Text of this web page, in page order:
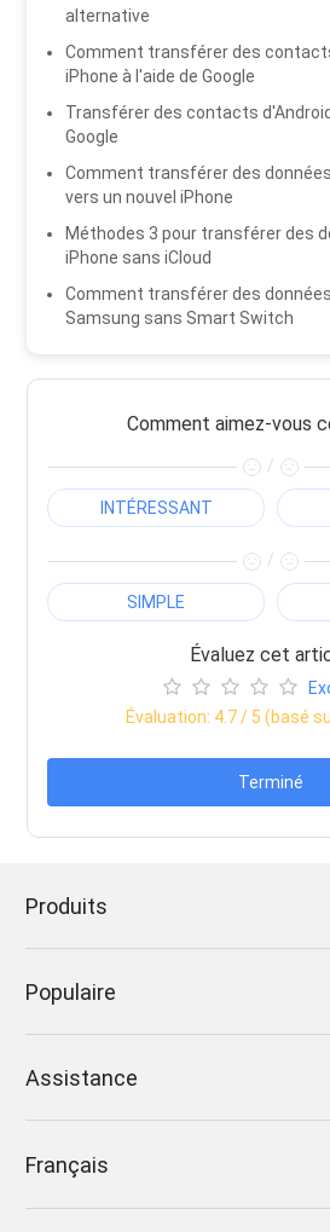
alternative
Comment transférer des
iPhone à l'aide de Google
Transférer des contacts
Google
Comment transférer des
vers un nouvel iPhone
Méthodes 3 pour transférer des
iPhone sans iCloud
Comment transférer des
Samsung sans Smart Switch
Comment aimez-vous
/
INTÉRESSANT
/
SIMPLE
Évaluez cet
Évaluation: 4.7/ 5 (basé
Terminé
Produits
Populaire
Assistance
Français